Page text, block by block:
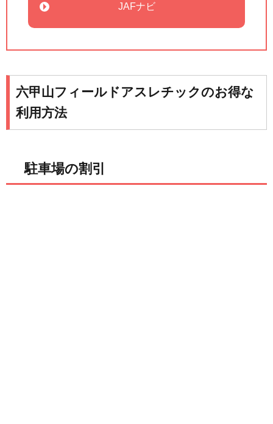
JAFナビ
六甲山フィールドアスレチックのお得な
利用方法
駐車場の割引